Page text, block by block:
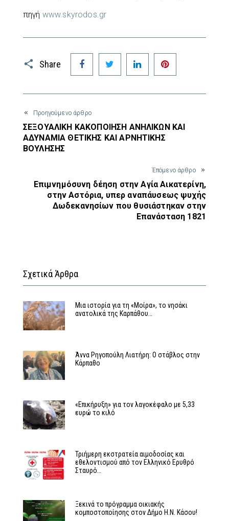
πηγή www.skyrodos.gr
Share
Facebook Twitter LinkedIn
Προηγούμενο άρθρο
ΣΕΞΟΥΑΛΙΚΗ ΚΑΚΟΠΟΙΗΣΗ ΑΝΗΛΙΚΩΝ ΚΑΙ
ΑΔΥΝΑΜΙΑ ΘΕΤΙΚΗΣ ΚΑΙ ΑΡΝΗΤΙΚΗΣ
ΒΟΥΛΗΣΗΣ
Έπόμενο άρθρο
Επιμνημόσυνη δέηση στην Αγία Αικατερίνη,
στην Αστόρια, υπερ αναπάυσεως ψυχής
Δωδεκανησίων που θυσιάστηκαν στην
Επανάσταση 1821
Σχετικά Άρθρα
Μια ιστορία για τη «Μοίρα», το νησάκι
ανατολικά της Καρπάθου…
Άννα Ρηγοπούλη Λιατήρη: Ο στάβλος στην
Κάρπαθο
«Επικήρυξη» για τον λαγοκέφαλο με 5,33
ευρώ το κιλό
Τριήμερη εκστρατεία αιμοδοσίας και
εθελοντισμού από τον Ελληνικό Ερυθρό
Σταυρό…
Ξεκινά το πρόγραμμα οικιακής
κομποστοποίησης στον Δήμο Η.Ν. Κάσου!